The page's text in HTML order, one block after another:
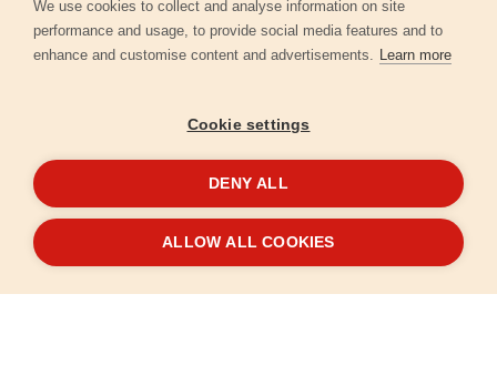
© 2026extol.hu- Minden jog fenntartva
Kapcsolat
Garancia regisztráció
LétrehoztaFEO
We use cookies to collect and analyse information on site
performance and usage, to provide social media features and to
enhance and customise content and advertisements. Learn more
Cookie settings
DENY ALL
ALLOW ALL COOKIES